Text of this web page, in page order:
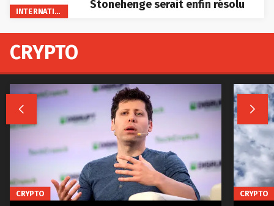
INTERNATIONAL
Stonehenge serait enfin résolu
CRYPTO
 
CRYPTO CRYPTO